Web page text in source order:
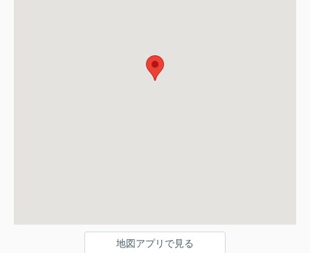
地図アプリで見る